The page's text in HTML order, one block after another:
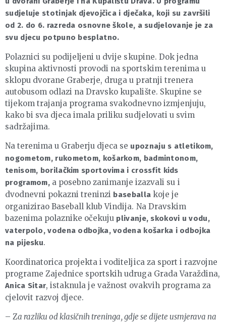
sudjeluje stotinjak djevojčica i dječaka, koji su završili
od 2. do 6. razreda osnovne škole, a sudjelovanje je za
svu djecu potpuno besplatno.
Polaznici su podijeljeni u dvije skupine. Dok jedna
skupina aktivnosti provodi na sportskim terenima u
sklopu dvorane Graberje, druga u pratnji trenera
autobusom odlazi na Dravsko kupalište. Skupine se
tijekom trajanja programa svakodnevno izmjenjuju,
kako bi sva djeca imala priliku sudjelovati u svim
sadržajima.
Na terenima u Graberju djeca se upoznaju s atletikom,
nogometom, rukometom, košarkom, badmintonom,
tenisom, borilačkim sportovima i crossfit kids
programom, a posebno zanimanje izazvali su i
dvodnevni pokazni treninzi baseballa koje je
organizirao Baseball klub Vindija. Na Dravskim
bazenima polaznike očekuju plivanje, skokovi u vodu,
vaterpolo, vodena odbojka, vodena košarka i odbojka
na pijesku.
Koordinatorica projekta i voditeljica za sport i razvojne
programe Zajednice sportskih udruga Grada Varaždina,
Anica Sitar, istaknula je važnost ovakvih programa za
cjelovit razvoj djece.
– Za razliku od klasičnih treninga, gdje se dijete usmjerava na